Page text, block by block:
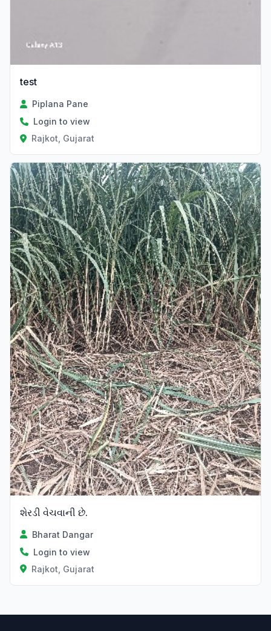
test
Piplana Pane
Login to view
Rajkot, Gujarat
શેરડી વેચવાની છે.
Bharat Dangar
Login to view
Rajkot, Gujarat